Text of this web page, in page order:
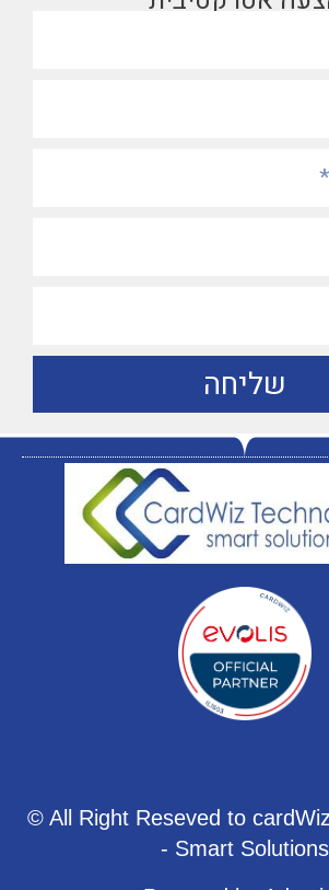
שליחה
© All Right Reseved to
- Smart Solutions